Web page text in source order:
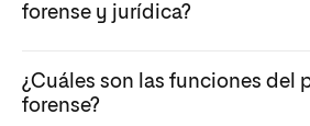
forense y jurídica?
¿Cuáles son las funciones del
forense?